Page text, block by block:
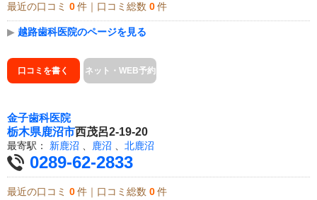
最近の口コミ 0 件｜口コミ総数 0 件
▶ 越路歯科医院のページを見る
口コミを書く ネット・WEB予約
金子歯科医院
栃木県鹿沼市西茂呂2-19-20
最寄駅： 新鹿沼 、 鹿沼 、 北鹿沼
0289-62-2833
最近の口コミ 0 件｜口コミ総数 0 件